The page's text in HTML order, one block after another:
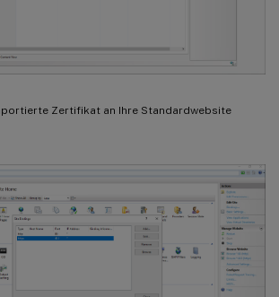
Zertifikat an Ihre Standardwebsite